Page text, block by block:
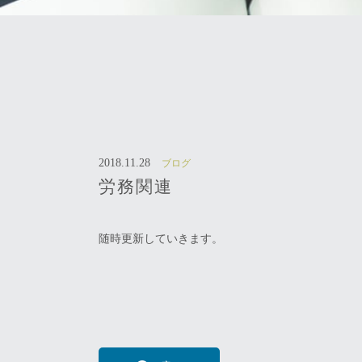
2018.11.28 ブログ
労務関連
随時更新していきます。